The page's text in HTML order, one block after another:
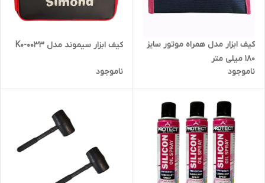
کیف ابزار مدل همراه موتور سایز
180 میلی متر
ناموجود
کیف ابزار سیموند مدل K0-0033
ناموجود